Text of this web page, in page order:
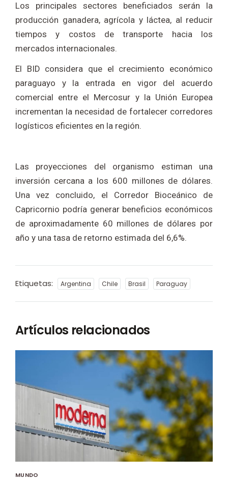
Los principales sectores beneficiados serán la
producción ganadera, agrícola y láctea, al reducir
tiempos y costos de transporte hacia los
mercados internacionales.
El BID considera que el crecimiento económico
paraguayo y la entrada en vigor del acuerdo
comercial entre el Mercosur y la Unión Europea
incrementan la necesidad de fortalecer corredores
logísticos eficientes en la región.
Las proyecciones del organismo estiman una
inversión cercana a los 600 millones de dólares.
Una vez concluido, el Corredor Bioceánico de
Capricornio podría generar beneficios económicos
de aproximadamente 60 millones de dólares por
año y una tasa de retorno estimada del 6,6%.
Etiquetas: Argentina Chile Brasil Paraguay
Artículos relacionados
MUNDO